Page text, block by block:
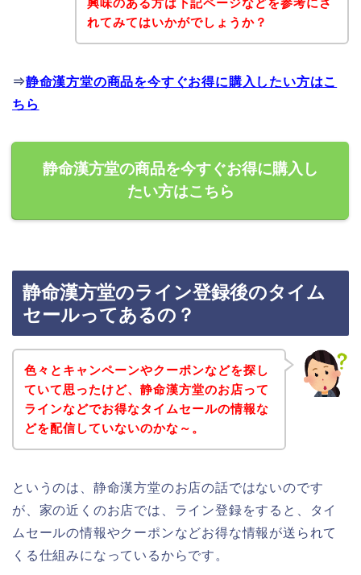
興味のある方は下記ページなどを参考にさ
れてみてはいかがでしょうか？
⇒静命漢方堂の商品を今すぐお得に購入したい方はこ
ちら
静命漢方堂の商品を今すぐお得に購入し
たい方はこちら
静命漢方堂のライン登録後のタイム
セールってあるの？
色々とキャンペーンやクーポンなどを探し
ていて思ったけど、静命漢方堂のお店って
ラインなどでお得なタイムセールの情報な
どを配信していないのかな～。
というのは、静命漢方堂のお店の話ではないのです
が、家の近くのお店では、ライン登録をすると、タイ
ムセールの情報やクーポンなどお得な情報が送られて
くる仕組みになっているからです。